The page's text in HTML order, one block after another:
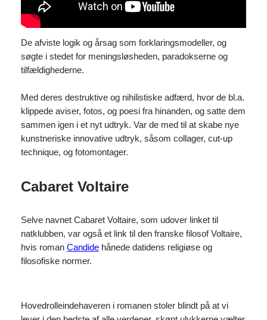
De afviste logik og årsag som forklaringsmodeller, og
søgte i stedet for meningsløsheden, paradokserne og
tilfældighederne.
Med deres destruktive og nihilistiske adfærd, hvor de bl.a.
klippede aviser, fotos, og poesi fra hinanden, og satte dem
sammen igen i et nyt udtryk. Var de med til at skabe nye
kunstneriske innovative udtryk, såsom collager, cut-up
technique, og fotomontager.
Cabaret Voltaire
Selve navnet Cabaret Voltaire, som udover linket til
natklubben, var også et link til den franske filosof Voltaire,
hvis roman Candidehånede datidens religiøse og
filosofiske normer.
Hovedrolleindehaveren i romanen stoler blindt på at vi